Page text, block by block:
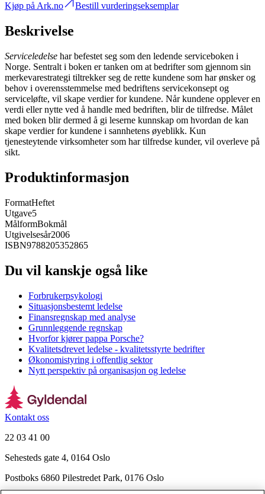
Kjøp på Ark.no Bestill vurderingseksemplar
Beskrivelse
Serviceledelse har befestet seg som den ledende serviceboken i
Norge. Sentralt i boken er tanken om at bedrifter som gjennom sin
merkevarestrategi tiltrekker seg de rette kundene som har ønsker og
behov i overensstemmelse med bedriftens servicekonsept og
serviceløfte, vil skape verdier for kundene. Når kundene opplever en
verdi eller nytte ved å handle med bedriften, blir de tilfredse. Målet
med boken blir dermed å gi leserne kunnskap om hvordan de kan
skape verdier for kundene i sannhetens øyeblikk. Kun
tjenesteytende virksomheter som har tilfredse kunder, vil overleve på
sikt.
Produktinformasjon
FormatHeftet
Utgave5
MålformBokmål
Utgivelsesår2006
ISBN9788205352865
Du vil kanskje også like
Forbrukerpsykologi
Situasjonsbestemt ledelse
Finansregnskap med analyse
Grunnleggende regnskap
Hvorfor kjører pappa Porsche?
Kvalitetsdrevet ledelse - kvalitetsstyrte bedrifter
Økonomistyring i offentlig sektor
Nytt perspektiv på organisasjon og ledelse
Kontakt oss
22 03 41 00
Sehesteds gate 4, 0164 Oslo
Postboks 6860 Pilestredet Park, 0176 Oslo